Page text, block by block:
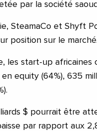
par la société
SteamaCo et Shyft
position sur le marché.
les start-up africaines
equity (64%), 635
$ pourrait être
par rapport aux